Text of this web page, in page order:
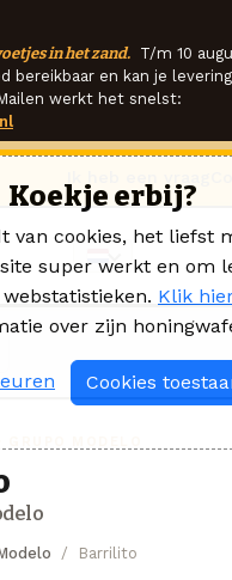
in het zand. T/m 10
bereikbaar en kan je
werkt het snelst:
Barrilito
Koekje erbij?
van cookies, het liefst
super werkt en om
Klik
over zijn
Cookies